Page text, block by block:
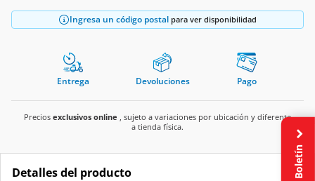
Ingresa un código postal para ver disponibilidad
Entrega Devoluciones Pago
Precios exclusivos online , sujeto a variaciones por ubicación y diferente
a tienda física.
Detalles del producto Boletín